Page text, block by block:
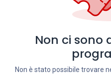
Non ci sono
Non è stato possibile trovare